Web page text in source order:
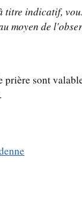
titre indicatif,
moyen de
prière sont